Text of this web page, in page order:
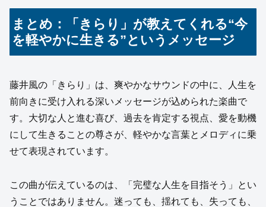
まとめ：「きらり」が教えてくれる“今
を軽やかに生きる”というメッセージ
藤井風の「きらり」は、爽やかなサウンドの中に、人生を
前向きに受け入れる深いメッセージが込められた楽曲で
す。大切な人と進む喜び、過去を肯定する視点、愛を動機
にして生きることの尊さが、軽やかな言葉とメロディに乗
せて表現されています。
この曲が伝えているのは、「完璧な人生を目指そう」とい
うことではありません。迷っても、揺れても、失っても、